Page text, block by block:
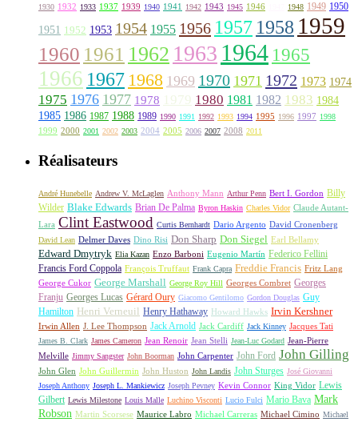
1930 1932 1933 1937 1939 1940 1941 1942 1943 1945 1946 1948 1949 1950
1951 1952 1953 1954 1955 1956 1957 1958 1959
1960 1961 1962 1963 1964 1965
1966 1967 1968 1969 1970 1971 1972 1973 1974
1975 1976 1977 1978 1979 1980 1981 1982 1983 1984
1985 1986 1987 1988 1989 1990 1991 1992 1993 1994 1995 1996 1997 1998
1999 2000 2001 2002 2003 2004 2005 2006 2007 2008 2011
Réalisateurs
André Hunebelle Andrew V. McLaglen Anthony Mann Arthur Penn Bert I. Gordon Billy
Wilder Blake Edwards Brian De Palma Byron Haskin Charles Vidor Claude Autant-
Lara Clint Eastwood Curtis Bernhardt Dario Argento David Cronenberg
David Lean Delmer Daves Dino Risi Don Sharp Don Siegel Earl Bellamy
Edward Dmytryk Elia Kazan Enzo Barboni Eugenio Martín Federico Fellini
Francis Ford Coppola François Truffaut Frank Capra Freddie Francis Fritz Lang
George Cukor George Marshall George Roy Hill Georges Combret Georges
Franju Georges Lucas Gérard Oury Giacomo Gentilomo Gordon Douglas Guy
Hamilton Henri Verneuil Henry Hathaway Howard Hawks Irvin Kershner
Irwin Allen J. Lee Thompson Jack Arnold Jack Cardiff Jack Kinney Jacques Tati
James B. Clark James Cameron Jean Renoir Jean Stelli Jean-Luc Godard Jean-Pierre
Melville Jimmy Sangster John Boorman John Carpenter John Ford John Gilling
John Glen John Guillermin John Huston John Landis John Sturges José Giovanni
Joseph Anthony Joseph L. Mankiewicz Joseph Pevney Kevin Connor King Vidor Lewis
Gilbert Lewis Milestone Louis Malle Luchino Visconti Lucio Fulci Mario Bava Mark
Robson Martin Scorsese Maurice Labro Michael Carreras Michael Cimino Michael